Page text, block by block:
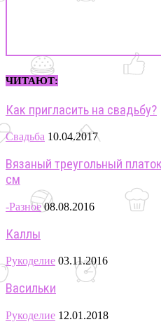
ЧИТАЮТ:
Как пригласить на свадьбу?
Свадьба 10.04.2017
Вязаный треугольный
см
-Разное 08.08.2016
Каллы
Рукоделие 03.11.2016
Васильки
Рукоделие 12.01.2018